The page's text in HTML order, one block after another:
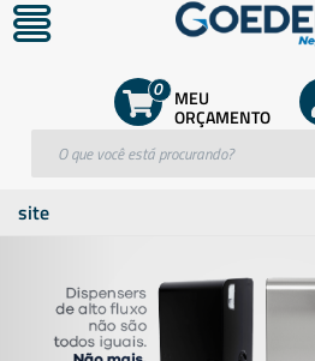
MEU
ORÇAMENTO
0
site